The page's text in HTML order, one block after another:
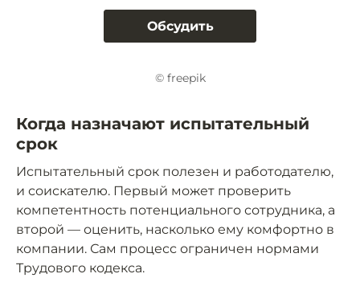
Обсудить
© freepik
Когда назначают испытательный
срок
Испытательный срок полезен и работодателю,
и соискателю. Первый может проверить
компетентность потенциального сотрудника, а
второй — оценить, насколько ему комфортно в
компании. Сам процесс ограничен нормами
Трудового кодекса.